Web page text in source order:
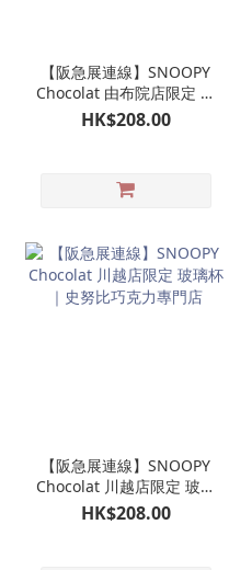
【阪急展連線】SNOOPY
Chocolat 由布院店限定 玻
璃杯｜史努比巧克力專門
HK$208.00
【阪急展連線】SNOOPY
Chocolat 川越店限定 玻璃
杯｜史努比巧克力專門店
HK$208.00